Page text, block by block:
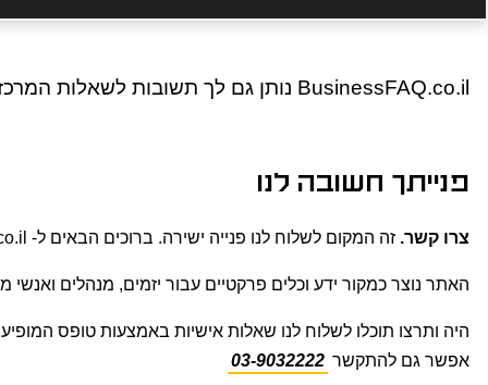
BusinessFAQ.co.il נותן גם לך תשובות לשאלות המרכזיות המעניינות מנכ"לים, מנהלים, יזמים, ובעלי חברות ועסקים.
פנייתך חשובה לנו
צרו קשר. זה המקום לשלוח לנו פנייה ישירה. ברוכים הבאים ל- BusinessFAQ.co.il דעו כי זה פורטל המומחים שלך לעולם הייעוץ העסקי, הניהולי והאסטרטגי.
האתר נוצר כמקור ידע וכלים פרקטיים עבור יזמים, מנהלים ואנשי
היה ותרצו תוכלו לשלוח לנו שאלות אישיות באמצעות טופס
אפשר גם להתקשר 03-9032222